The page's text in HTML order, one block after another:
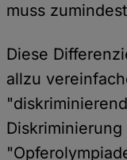
muss
Diese
allzu